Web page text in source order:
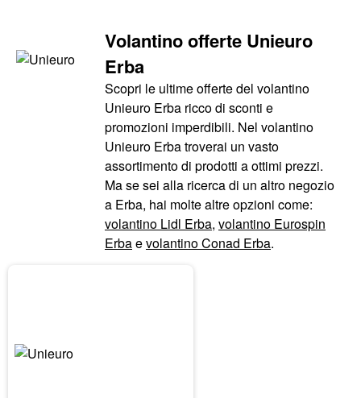
Volantino offerte Unieuro
Erba
Scopri le ultime offerte del volantino
Unieuro Erba ricco di sconti e
promozioni imperdibili. Nel volantino
Unieuro Erba troverai un vasto
assortimento di prodotti a ottimi prezzi.
Ma se sei alla ricerca di un altro negozio
a Erba, hai molte altre opzioni come:
volantino Lidl Erba, volantino Eurospin
Erbaevolantino Conad Erba.